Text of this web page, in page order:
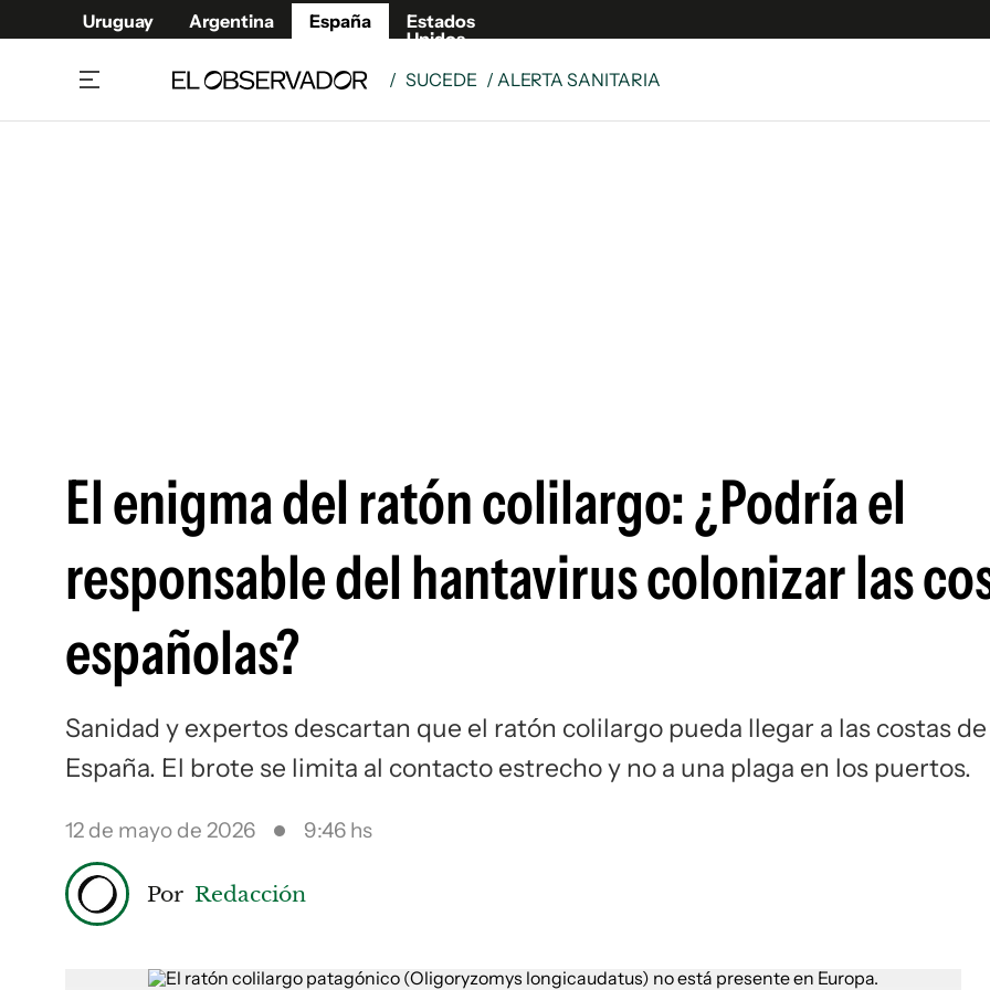
Uruguay Argentina España
Estados
Unidos
/ SUCEDE / ALERTA SANITARIA
El enigma del ratón colilargo: ¿Podría el
responsable del hantavirus colonizar las
españolas?
Sanidad y expertos descartan que el ratón colilargo pueda llegar a las costas de
España. El brote se limita al contacto estrecho y no a una plaga en los puertos.
12 de mayo de 2026 9:46 hs
Por Redacción